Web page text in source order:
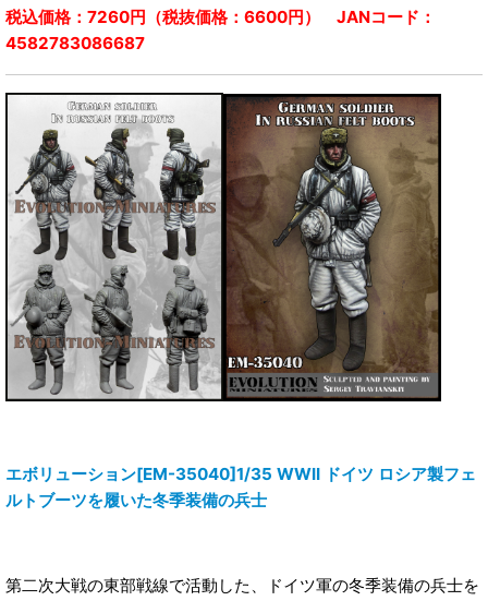
税込価格：7260円（税抜価格：6600円） JANコード：
4582783086687
エボリューション[EM-35040]1/35 WWII ドイツ ロシア製フェ
ルトブーツを履いた冬季装備の兵士
第二次大戦の東部戦線で活動した、ドイツ軍の冬季装備の兵士を